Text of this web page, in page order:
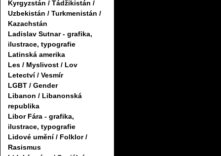
Kyrgyzstán / Tádžikistán /
Uzbekistán / Turkmenistán /
Kazachstán
Ladislav Sutnar - grafika,
ilustrace, typografie
Latinská amerika
Les / Myslivost / Lov
Letectví / Vesmír
LGBT / Gender
Libanon / Libanonská
republika
Libor Fára - grafika,
ilustrace, typografie
Lidové umění / Folklor /
Rasismus